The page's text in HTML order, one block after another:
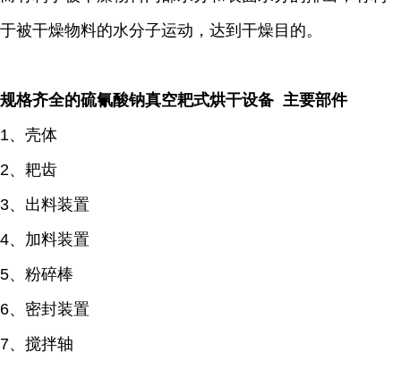
于被干燥物料的水分子运动，达到干燥目的。
规格齐全的硫氰酸钠真空耙式烘干设备 主要部件
1、壳体
2、耙齿
3、出料装置
4、加料装置
5、粉碎棒
6、密封装置
7、搅拌轴